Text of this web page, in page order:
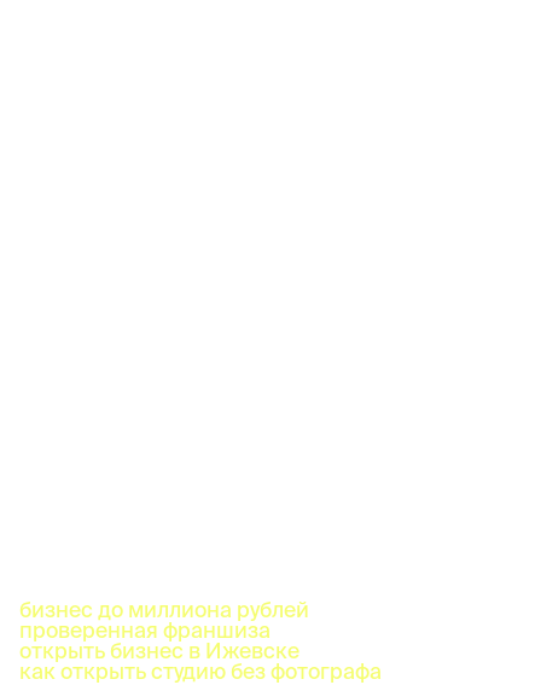
бизнес до миллиона рублей
проверенная франшиза
открыть бизнес в Ижевске
как открыть студию без фотографа